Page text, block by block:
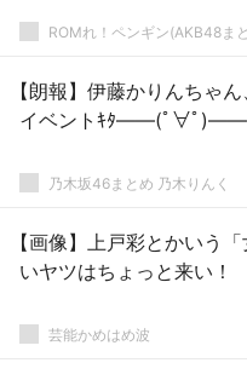
ROMれ！ペンギン(AKB48ま
【朗報】伊藤かりんちゃ
イベントｷﾀ――(ﾟ∀ﾟ
乃木坂46まとめ 乃木りんく
【画像】上戸彩とかいう
いヤツはちょっと来い！
芸能かめはめ波